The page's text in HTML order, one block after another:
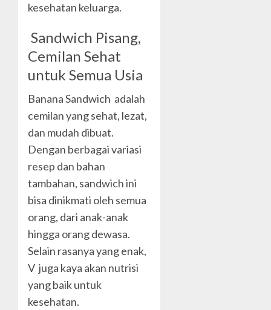
kesehatan keluarga.
Sandwich Pisang,
Cemilan Sehat
untuk Semua Usia
Banana Sandwich adalah
cemilan yang sehat, lezat,
dan mudah dibuat.
Dengan berbagai variasi
resep dan bahan
tambahan, sandwich ini
bisa dinikmati oleh semua
orang, dari anak-anak
hingga orang dewasa.
Selain rasanya yang enak,
V juga kaya akan nutrisi
yang baik untuk
kesehatan.